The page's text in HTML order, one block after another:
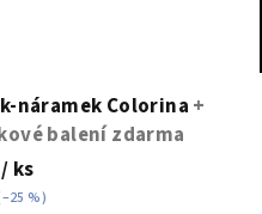
náramek Colorina +
balení zdarma
/ ks
%)